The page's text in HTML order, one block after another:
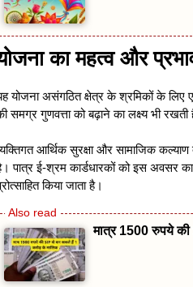
का महत्व और
योजना असंगठित क्षेत्र के श्रमिकों के
समग्र गुणवत्ता को बढ़ाने का लक्ष्य भी
आर्थिक सुरक्षा और सामाजिक
पात्र ई-श्रम कार्डधारकों को इस अवसर
किया जाता है।
मात्र 1500 रुपये